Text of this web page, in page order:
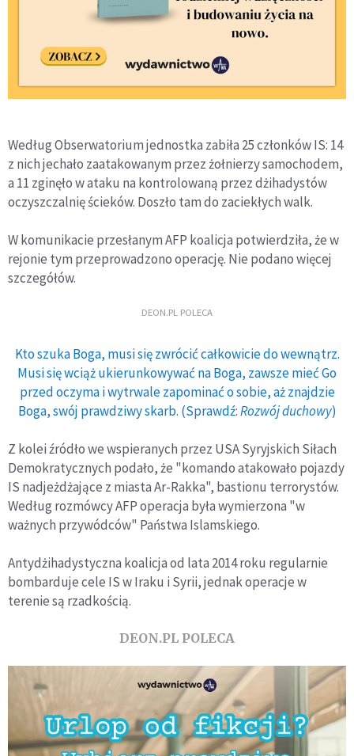
Według Obserwatorium jednostka zabiła 25 członków IS: 14
z nich jechało zaatakowanym przez żołnierzy samochodem,
a 11 zginęło w ataku na kontrolowaną przez dżihadystów
oczyszczalnię ścieków. Doszło tam do zaciekłych walk.
W komunikacie przesłanym AFP koalicja potwierdziła, że w
rejonie tym przeprowadzono operację. Nie podano więcej
szczegółów.
DEON.PL POLECA
Kto szuka Boga, musi się zwrócić całkowicie do wewnątrz.
Musi się wciąż ukierunkowywać na Boga, zawsze mieć Go
przed oczyma i wytrwale zapominać o sobie, aż znajdzie
Boga, swój prawdziwy skarb. (Sprawdź:Rozwój duchowy)
Z kolei źródło we wspieranych przez USA Syryjskich Siłach
Demokratycznych podało, że "komando atakowało pojazdy
IS nadjeżdżające z miasta Ar-Rakka", bastionu terrorystów.
Według rozmówcy AFP operacja była wymierzona "w
ważnych przywódców" Państwa Islamskiego.
Antydżihadystyczna koalicja od lata 2014 roku regularnie
bombarduje cele IS w Iraku i Syrii, jednak operacje w
terenie są rzadkością.
DEON.PL POLECA